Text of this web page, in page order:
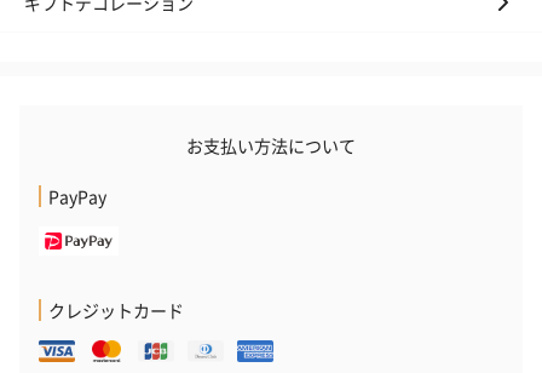
お支払い方法について
PayPay
クレジットカード